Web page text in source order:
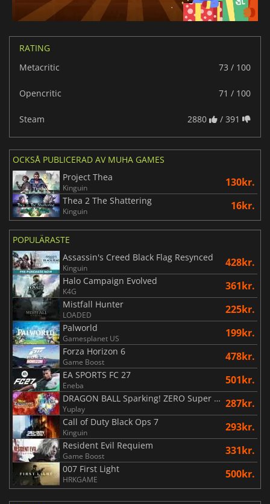
RATING
Metacritic
73 / 100
Opencritic 71 / 100
Steam 2880 / 391
OCKSÅ PUBLICERAD AV MUHA GAMES
Project Thea
Kinguin 130kr.
Thea 2 The Shattering
Kinguin 16kr.
POPULÄRASTE
Assassin's Creed Black Flag Resynced
Kinguin 428kr.
Halo Campaign Evolved
K4G 361kr.
Mistfall Hunter
LOADED 225kr.
Palworld
Gamesplanet US 199kr.
Forza Horizon 6
Game Boost 478kr.
EA SPORTS FC 27
Eneba 501kr.
DRAGON BALL Sparking! ZERO Super Limit Breaking NEO
Yuplay 287kr.
Call of Duty Black Ops 7
Kinguin 293kr.
Resident Evil Requiem
Game Boost 331kr.
007 First Light
HRKGAME 500kr.